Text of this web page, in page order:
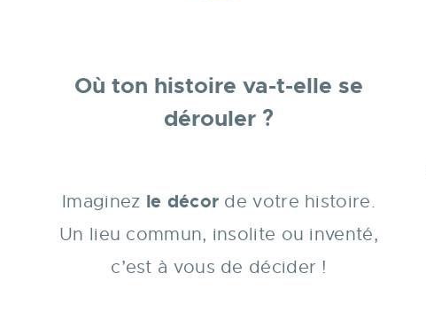
Où ton histoire va-t-elle se
dérouler ?
Imaginez le décor de votre histoire.
Un lieu commun, insolite ou inventé,
c’est à vous de décider !